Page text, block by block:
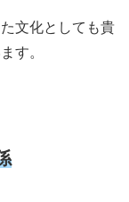
文化としても貴
す。